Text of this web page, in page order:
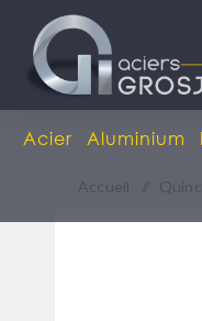
Acier Aluminium
Accueil